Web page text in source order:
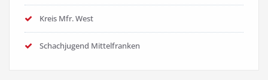
Kreis Mfr. West
Schachjugend Mittelfranken